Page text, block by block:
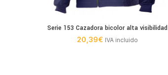
Serie 153 Cazadora bicolor alta visibilidad
20,39€ IVA incluido